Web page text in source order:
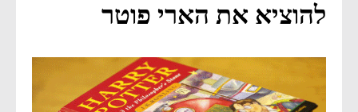
להוציא את הארי פוטר